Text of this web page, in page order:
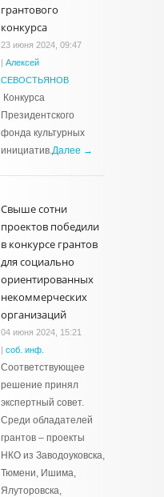
грантового
конкурса
23 июня 2024, 09:47
| Алексей
СЕВОСТЬЯНОВ
Конкурса
Президентского
фонда культурных
инициатив.Далее →
Свыше сотни
проектов победили
в конкурсе грантов
для социально
ориентированных
некоммерческих
организаций
04 июня 2024, 15:21
| соб. инф.
Соответствующее
решение принял
экспертный совет.
Среди обладателей
грантов – проекты
НКО из Заводоуковска,
Тюмени, Ишима,
Ялуторовска,